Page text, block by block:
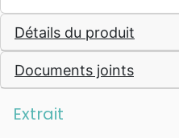
Détails du produit
Documents joints
Extrait